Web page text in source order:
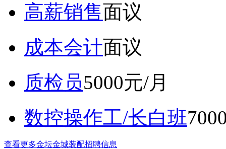
高薪销售面议
成本会计面议
质检员5000元/月
数控操作工/长白班
查看更多金坛金城装配招聘信息